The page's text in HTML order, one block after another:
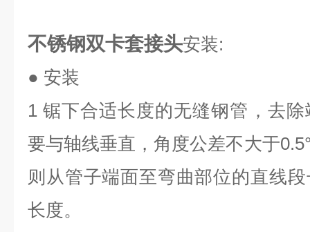
不锈钢双卡套接头安装:
● 安装
1 锯下合适长度的无缝钢管，去
要与轴线垂直，角度公差不大于
则从管子端面至弯曲部位的直线
长度。